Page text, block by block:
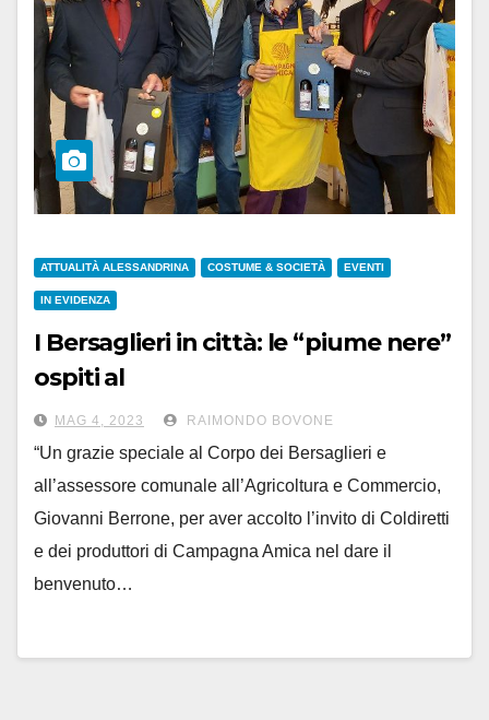
ATTUALITÀ ALESSANDRINA COSTUME & SOCIETÀ EVENTI
IN EVIDENZA
I Bersaglieri in città: le “piume nere”
ospiti al
Mercato Coperto di Campagna
Amica
MAG 4, 2023 RAIMONDO BOVONE
“Un grazie speciale al Corpo dei Bersaglieri e
all’assessore comunale all’Agricoltura e Commercio,
Giovanni Berrone, per aver accolto l’invito di Coldiretti
e dei produttori di Campagna Amica nel dare il
benvenuto…